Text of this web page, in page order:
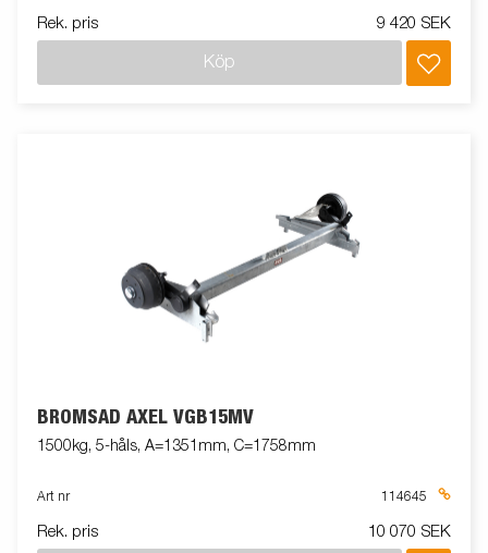
Rek. pris 9 420 SEK
Köp
BROMSAD AXEL VGB15MV
1500kg, 5-håls, A=1351mm, C=1758mm
Art nr 114645
Rek. pris 10 070 SEK